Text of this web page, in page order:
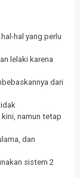
hal yang perlu
lelaki karena
dari
namun tetap
dan
sistem 2